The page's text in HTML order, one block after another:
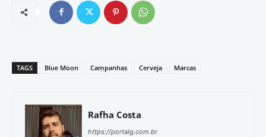
TAGS Blue Moon Campanhas Cerveja Marcas
Rafha Costa
https://portalg.com.br